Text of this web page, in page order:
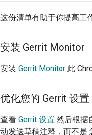
这份清单有助于你提高工
安装 Gerrit Monitor
安装 Gerrit Monitor 此
优化您的 Gerrit 设置
查看 Gerrit 设置 然后根据
动发送草稿注释，而不是